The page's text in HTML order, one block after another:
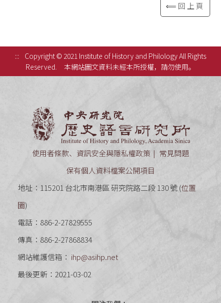
⟸回上頁
:::
Copyright © 2021 Institute of History and Philology All Rights
Reserved.
本網站圖文資料未經本所授權，請勿使用。
使用者條款、資訊安全與隱私權政策
常見問題
保有個人資料檔案公開項目
地址：115201 台北市南港區 研究院路二段 130 號 (位置
圖)
電話：886-2-27829555
傳真：886-2-27868834
網站維護信箱： ihp@asihp.net
最後更新：2021-03-02